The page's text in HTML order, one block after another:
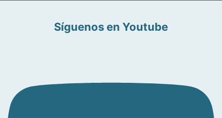
Síguenos en Youtube